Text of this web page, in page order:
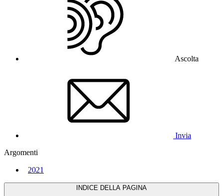
Ascolta
Invia
Argomenti
2021
INDICE DELLA PAGINA